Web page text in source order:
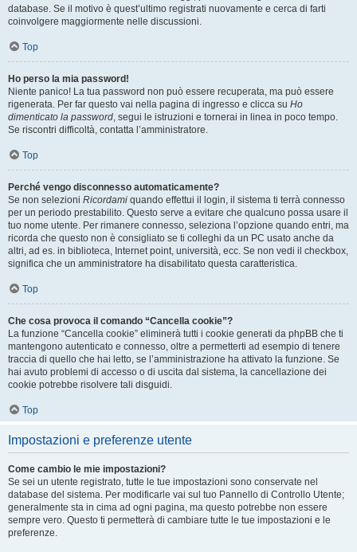
database. Se il motivo è quest’ultimo registrati nuovamente e cerca di farti
coinvolgere maggiormente nelle discussioni.
Top
Ho perso la mia password!
Niente panico! La tua password non può essere recuperata, ma può essere
rigenerata. Per far questo vai nella pagina di ingresso e clicca su Ho
dimenticato la password, segui le istruzioni e tornerai in linea in poco tempo.
Se riscontri difficoltà, contatta l’amministratore.
Top
Perché vengo disconnesso automaticamente?
Se non selezioni Ricordami quando effettui il login, il sistema ti terrà connesso
per un periodo prestabilito. Questo serve a evitare che qualcuno possa usare il
tuo nome utente. Per rimanere connesso, seleziona l’opzione quando entri, ma
ricorda che questo non è consigliato se ti colleghi da un PC usato anche da
altri, ad es. in biblioteca, Internet point, università, ecc. Se non vedi il checkbox,
significa che un amministratore ha disabilitato questa caratteristica.
Top
Che cosa provoca il comando “Cancella cookie”?
La funzione “Cancella cookie” eliminerà tutti i cookie generati da phpBB che ti
mantengono autenticato e connesso, oltre a permetterti ad esempio di tenere
traccia di quello che hai letto, se l’amministrazione ha attivato la funzione. Se
hai avuto problemi di accesso o di uscita dal sistema, la cancellazione dei
cookie potrebbe risolvere tali disguidi.
Top
Impostazioni e preferenze utente
Come cambio le mie impostazioni?
Se sei un utente registrato, tutte le tue impostazioni sono conservate nel
database del sistema. Per modificarle vai sul tuo Pannello di Controllo Utente;
generalmente sta in cima ad ogni pagina, ma questo potrebbe non essere
sempre vero. Questo ti permetterà di cambiare tutte le tue impostazioni e le
preferenze.